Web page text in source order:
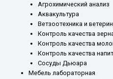
Агрохимический анализ
Аквакультура
Ветзоотехника и
Контроль качества
Контроль качества
Контроль качества
Сосуды Дьюара
Мебель лабораторная